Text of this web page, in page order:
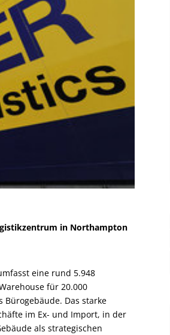
in Northampton
eine rund 5.948
für 20.000
Bürogebäude. Das starke
im Ex- und Import, in der
als strategischen